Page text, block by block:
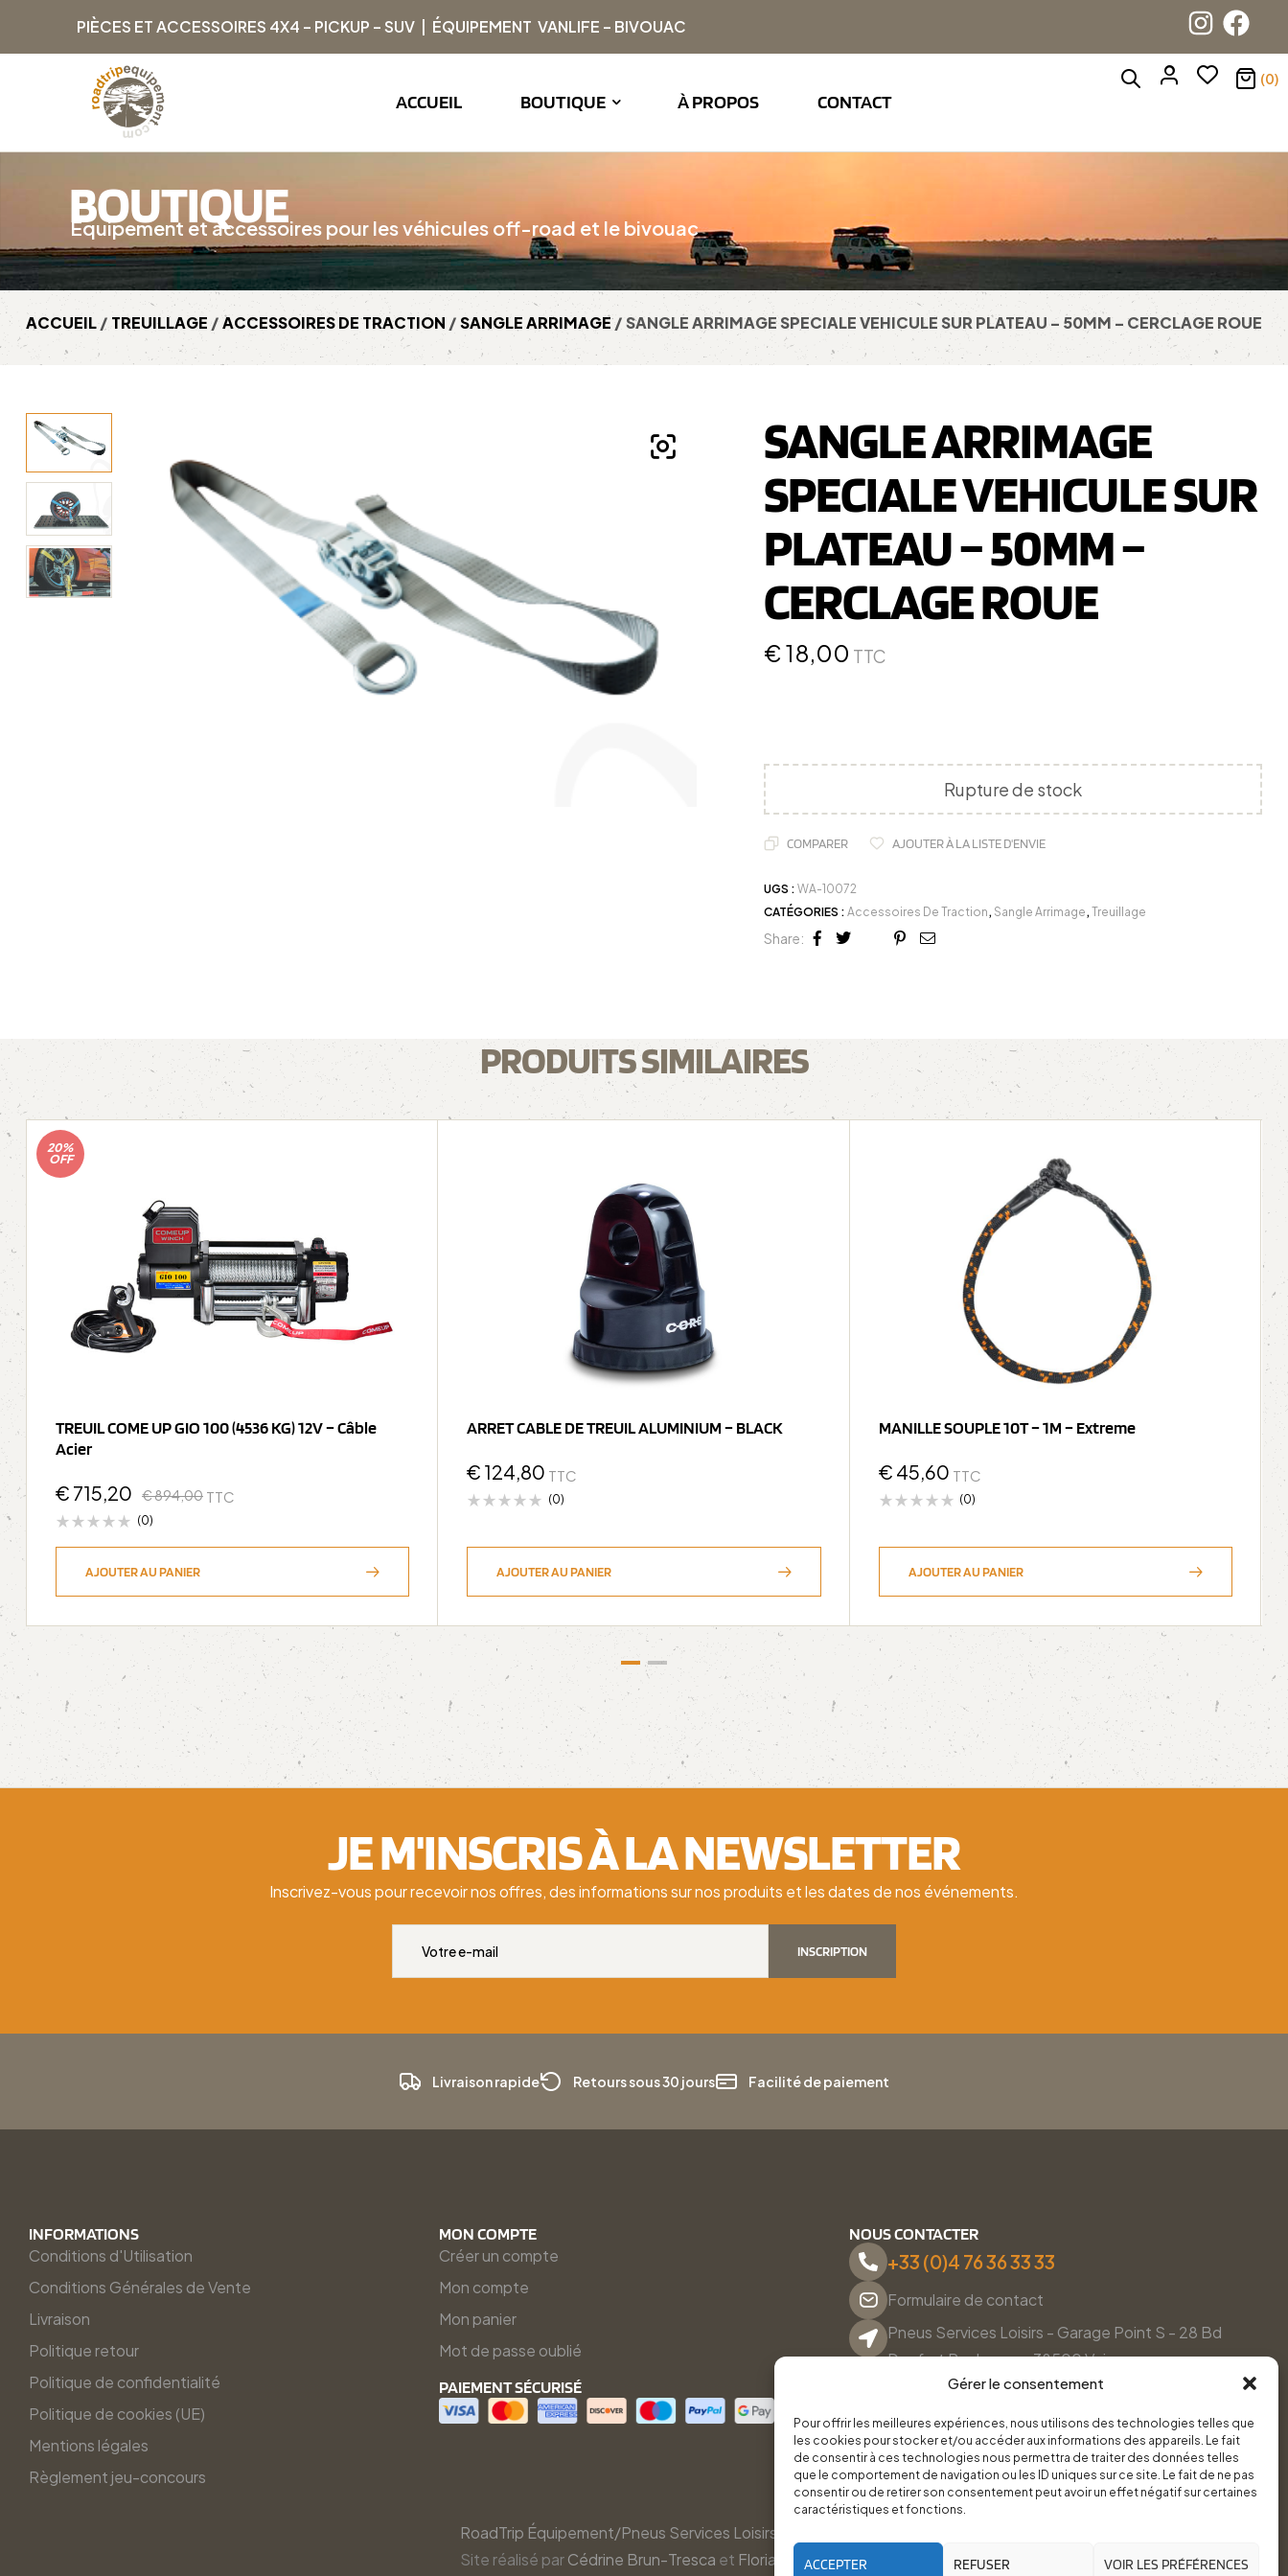
Gérer le consentement
Pour offrir les meilleures expériences, nous utilisons des technologies telles que
les cookies pour stocker et/ou accéder aux informations des appareils. Le fait
de consentir à ces technologies nous permettra de traiter des données telles
que le comportement de navigation ou les ID uniques sur ce site. Le fait de ne pas
consentir ou de retirer son consentement peut avoir un effet négatif sur certaines
caractéristiques et fonctions.
ACCEPTER REFUSER VOIR LES PRÉFÉRENCES
PIÈCES ET ACCESSOIRES 4X4 – PICKUP – SUV | ÉQUIPEMENT VANLIFE – BIVOUAC
ACCUEIL BOUTIQUE À PROPOS CONTACT
(0)
BOUTIQUE
Équipement et accessoires pour les véhicules off-road et le bivouac
ACCUEIL/ TREUILLAGE /ACCESSOIRES DE TRACTION /SANGLE ARRIMAGE/ SANGLE ARRIMAGE SPECIALE VEHICULE SUR PLATEAU – 50MM – CERCLAGE ROUE
SANGLE ARRIMAGE
SPECIALE VEHICULE SUR
PLATEAU – 50MM –
CERCLAGE ROUE
€ 18,00 TTC
Rupture de stock
COMPARER AJOUTER À LA LISTE D'ENVIE
UGS : WA-10072
CATÉGORIES : Accessoires De Traction, Sangle Arrimage,Treuillage
Share:
Facebook
TwitterLinkedin
Google+
Pinterest
Email
PRODUITS SIMILAIRES
20%
OFF
TREUIL COME UP GIO 100 (4536 KG) 12V – Câble
Acier
€894,00
€ 715,20 TTC
(0)
AJOUTER AU PANIER
ARRET CABLE DE TREUIL ALUMINIUM – BLACK
€ 124,80 TTC
(0)
AJOUTER AU PANIER
MANILLE SOUPLE 10T – 1M – Extreme
€ 45,60 TTC
(0)
AJOUTER AU PANIER
JE M'INSCRIS À LA NEWSLETTER
Inscrivez-vous pour recevoir nos offres, des informations sur nos produits et les dates de nos événements.
INSCRIPTION
Livraison rapide Retours sous 30 jours Facilité de paiement
INFORMATIONS
Conditions d'Utilisation
Conditions Générales de Vente
Livraison
Politique retour
Politique de confidentialité
Politique de cookies (UE)
Mentions légales
Règlement jeu-concours
MON COMPTE
Créer un compte
Mon compte
Mon panier
Mot de passe oublié
PAIEMENT SÉCURISÉ
NOUS CONTACTER
+33 (0)4 76 36 33 33
Formulaire de contact
Pneus Services Loisirs - Garage Point S - 28 Bd
Denfert Rochereau, 38500 Voiron
Du lundi au vendredi, de 8h30 à 12h00 et de 14h00 à
RoadTrip Équipement/Pneus Services Loisirs - 2026
Site réalisé parCédrine Brun-Tresca et Florian Ledru